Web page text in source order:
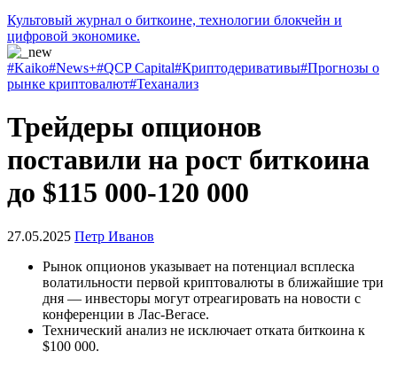
Культовый журнал о биткоине, технологии блокчейн и
цифровой экономике.
#Kaiko#News+#QCP Capital#Криптодеривативы#Прогнозы о
рынке криптовалют#Теханализ
Трейдеры опционов
поставили на рост биткоина
до $115 000-120 000
27.05.2025 Петр Иванов
Рынок опционов указывает на потенциал всплеска
волатильности первой криптовалюты в ближайшие три
дня — инвесторы могут отреагировать на новости с
конференции в Лас-Вегасе.
Технический анализ не исключает отката биткоина к
$100 000.